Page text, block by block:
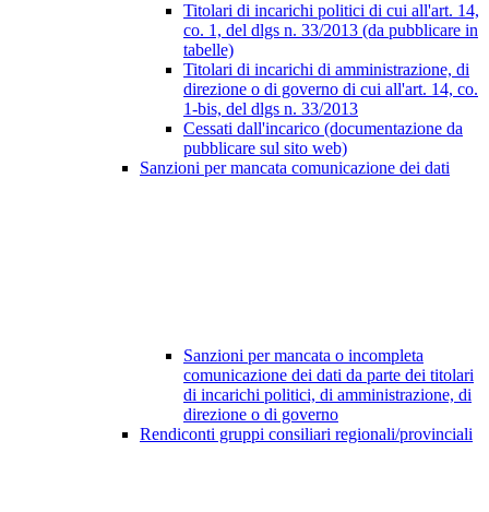
Titolari di incarichi politici di cui all'art. 14,
co. 1, del dlgs n. 33/2013 (da pubblicare in
tabelle)
Titolari di incarichi di amministrazione, di
direzione o di governo di cui all'art. 14, co.
1-bis, del dlgs n. 33/2013
Cessati dall'incarico (documentazione da
pubblicare sul sito web)
Sanzioni per mancata comunicazione dei dati
Sanzioni per mancata o incompleta
comunicazione dei dati da parte dei titolari
di incarichi politici, di amministrazione, di
direzione o di governo
Rendiconti gruppi consiliari regionali/provinciali